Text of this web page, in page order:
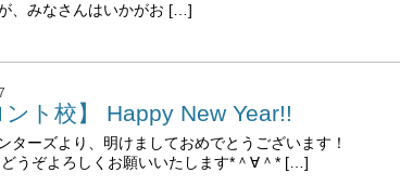
、みなさんはいかがお […]
ト校】 Happy New Year!!
ターズより、明けましておめでとうございます！
2016年もどうぞよろしくお願いいたします*＾∀＾* […]